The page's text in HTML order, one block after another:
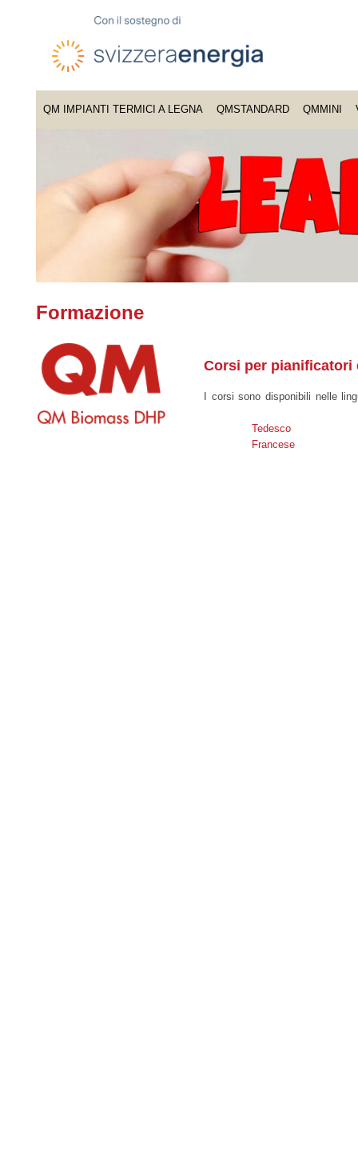
QM IMPIANTI TERMICI A LEGNA QMSTANDARD QMMINI
Formazione
Corsi per pianificatori
I corsi sono disponibili nelle
Tedesco
Francese